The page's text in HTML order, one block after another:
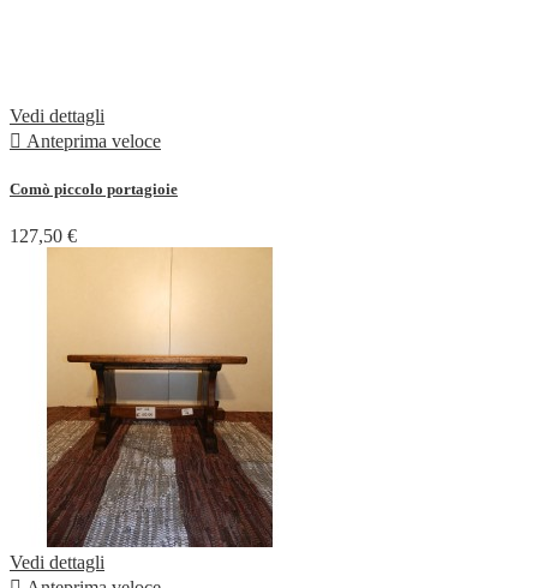
Vedi dettagli
 Anteprima veloce
Comò piccolo portagioie
127,50 €
Vedi dettagli